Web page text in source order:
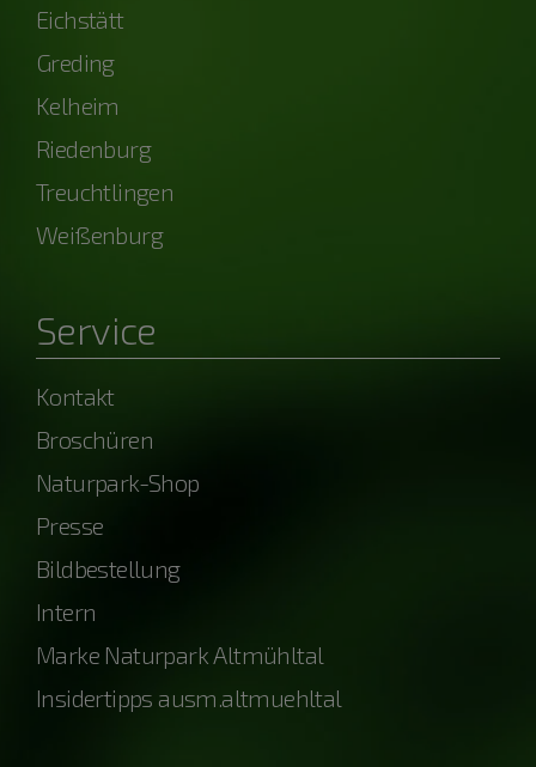
Eichstätt
Greding
Kelheim
Riedenburg
Treuchtlingen
Weißenburg
Service
Kontakt
Broschüren
Naturpark-Shop
Presse
Bildbestellung
Intern
Marke Naturpark Altmühltal
Insidertipps ausm.altmuehltal